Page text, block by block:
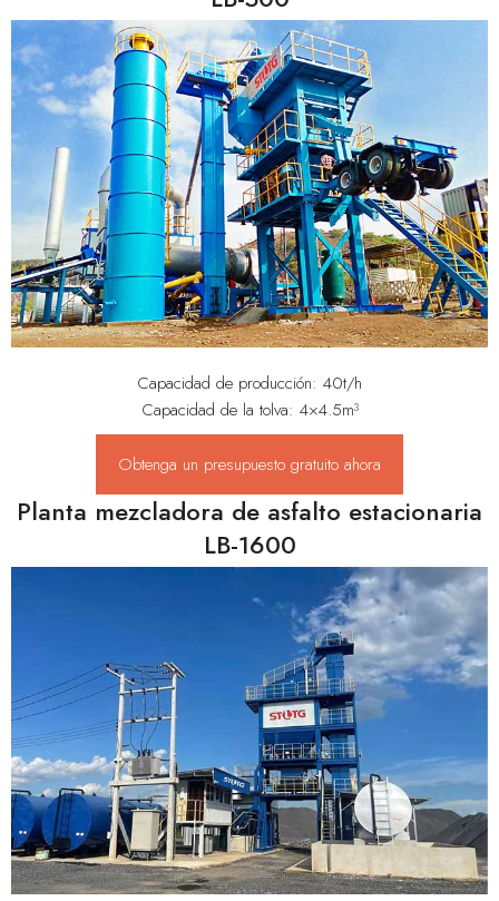
Capacidad de producción: 40t/h
Capacidad de la tolva: 4×4.5m³
Obtenga un presupuesto gratuito ahora
Planta mezcladora de asfalto estacionaria
LB-1600